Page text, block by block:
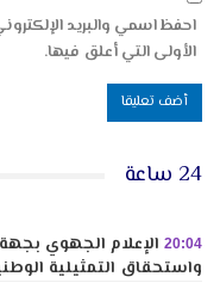
احفظ اسمي والبريد
الأولى التي أعلق فيها.
24 ساعة
20:04 الإعلام الجهوي
واستحقاق التمثيلية